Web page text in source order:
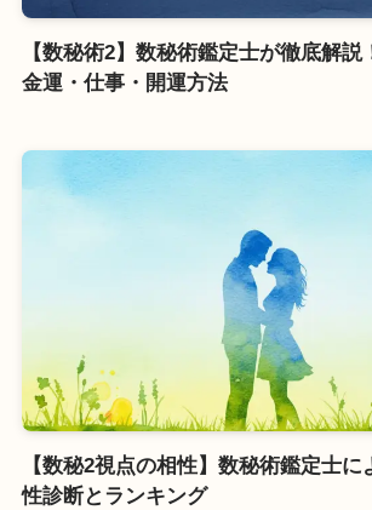
【数秘術2】数秘術鑑定士が徹底解説
金運・仕事・開運方法
【数秘2視点の相性】数秘術鑑定士に
性診断とランキング